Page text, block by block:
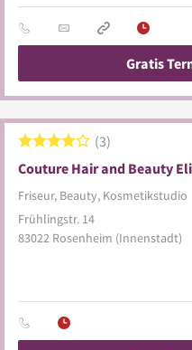
Gratis
Couture Hair and Beauty
Friseur, Beauty, Kosmetikstudio
3
Frühlingstr. 14
83022 Rosenheim (Innenstadt)